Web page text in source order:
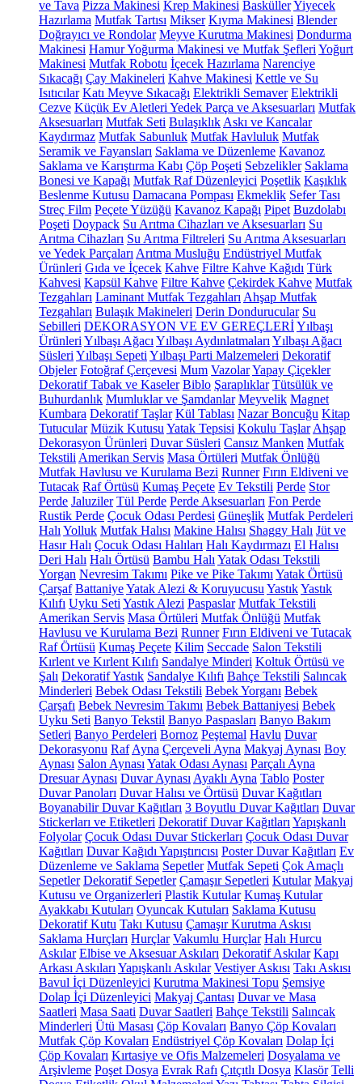
ve Tava Pizza Makinesi Krep Makinesi BasküllerYiyecek
Hazırlama Mutfak Tartısı Mikser Kıyma Makinesi Blender
Doğrayıcı ve Rondolar Meyve Kurutma Makinesi Dondurma
Makinesi Hamur Yoğurma Makinesi ve Mutfak Şefleri Yoğurt
Makinesi Mutfak Robotu İçecek Hazırlama Narenciye
Sıkacağı Çay Makineleri Kahve Makinesi Kettle ve Su
Isıtıcılar Katı Meyve Sıkacağı Elektrikli Semaver Elektrikli
Cezve Küçük Ev Aletleri Yedek Parça ve Aksesuarları Mutfak
Aksesuarları Mutfak Seti Bulaşıklık Askı ve Kancalar
Kaydırmaz Mutfak Sabunluk Mutfak Havluluk Mutfak
Seramik ve Fayansları Saklama ve Düzenleme Kavanoz
Saklama ve Karıştırma Kabı Çöp Poşeti Sebzelikler Saklama
Bonesi ve Kapağı Mutfak Raf Düzenleyici Poşetlik Kaşıklık
Beslenme Kutusu Damacana Pompası Ekmeklik Sefer Tası
Streç Film Peçete Yüzüğü Kavanoz Kapağı Pipet Buzdolabı
Poşeti Doypack Su Arıtma Cihazları ve Aksesuarları Su
Arıtma Cihazları Su Arıtma Filtreleri Su Arıtma Aksesuarları
ve Yedek Parçaları Arıtma Musluğu Endüstriyel Mutfak
Ürünleri Gıda ve İçecek Kahve Filtre Kahve Kağıdı Türk
Kahvesi Kapsül Kahve Filtre Kahve Çekirdek Kahve Mutfak
Tezgahları Laminant Mutfak Tezgahları Ahşap Mutfak
Tezgahları Bulaşık Makineleri Derin Dondurucular Su
Sebilleri DEKORASYON VE EV GEREÇLERİYılbaşı
Ürünleri Yılbaşı Ağacı Yılbaşı Aydınlatmaları Yılbaşı Ağacı
Süsleri Yılbaşı Sepeti Yılbaşı Parti Malzemeleri Dekoratif
Objeler Fotoğraf Çerçevesi Mum VazolarYapay Çiçekler
Dekoratif Tabak ve Kaseler Biblo Şaraplıklar Tütsülük ve
Buhurdanlık Mumluklar ve Şamdanlar Meyvelik Magnet
Kumbara Dekoratif Taşlar Kül Tablası Nazar Boncuğu Kitap
Tutucular Müzik Kutusu Yatak Tepsisi Kokulu Taşlar Ahşap
Dekorasyon Ürünleri Duvar Süsleri Cansız Manken Mutfak
Tekstili Amerikan Servis Masa Örtüleri Mutfak Önlüğü
Mutfak Havlusu ve Kurulama Bezi Runner Fırın Eldiveni ve
Tutacak Raf Örtüsü Kumaş Peçete Ev Tekstili Perde Stor
Perde Jaluziler Tül Perde Perde Aksesuarları Fon Perde
Rustik Perde Çocuk Odası Perdesi Güneşlik Mutfak Perdeleri
Halı Yolluk Mutfak Halısı Makine Halısı Shaggy Halı Jüt ve
Hasır Halı Çocuk Odası Halıları Halı Kaydırmazı El Halısı
Deri Halı Halı Örtüsü Bambu Halı Yatak Odası Tekstili
Yorgan Nevresim Takımı Pike ve Pike Takımı Yatak Örtüsü
Çarşaf BattaniyeYatak Alezi & Koruyucusu YastıkYastık
Kılıfı Uyku Seti Yastık Alezi Paspaslar Mutfak Tekstili
Amerikan Servis Masa Örtüleri Mutfak Önlüğü Mutfak
Havlusu ve Kurulama Bezi Runner Fırın Eldiveni ve Tutacak
Raf Örtüsü Kumaş Peçete Kilim Seccade Salon Tekstili
Kırlent ve Kırlent Kılıfı Sandalye Minderi Koltuk Örtüsü ve
Şalı Dekoratif Yastık Sandalye Kılıfı Bahçe Tekstili Salıncak
Minderleri Bebek Odası Tekstili Bebek Yorganı Bebek
Çarşafı Bebek Nevresim Takımı Bebek Battaniyesi Bebek
Uyku Seti Banyo Tekstil Banyo Paspasları Banyo Bakım
Setleri Banyo Perdeleri Bornoz Peştemal Havlu Duvar
Dekorasyonu Raf Ayna Çerçeveli Ayna Makyaj Aynası Boy
Aynası Salon Aynası Yatak Odası Aynası Parçalı Ayna
Dresuar Aynası Duvar Aynası Ayaklı Ayna Tablo Poster
Duvar Panoları Duvar Halısı ve Örtüsü Duvar Kağıtları
Boyanabilir Duvar Kağıtları 3 Boyutlu Duvar Kağıtları Duvar
Stickerları ve Etiketleri Dekoratif Duvar Kağıtları Yapışkanlı
Folyolar Çocuk Odası Duvar Stickerları Çocuk Odası Duvar
Kağıtları Duvar Kağıdı Yapıştırıcısı Poster Duvar Kağıtları Ev
Düzenleme ve Saklama Sepetler Mutfak Sepeti Çok Amaçlı
Sepetler Dekoratif Sepetler Çamaşır Sepetleri Kutular Makyaj
Kutusu ve Organizerleri Plastik Kutular Kumaş Kutular
Ayakkabı Kutuları Oyuncak Kutuları Saklama Kutusu
Dekoratif Kutu Takı Kutusu Çamaşır Kurutma Askısı
Saklama Hurçları Hurçlar Vakumlu Hurçlar Halı Hurcu
Askılar Elbise ve Aksesuar Askıları Dekoratif Askılar Kapı
Arkası Askıları Yapışkanlı Askılar Vestiyer Askısı Takı Askısı
Bavul İçi Düzenleyici Kurutma Makinesi Topu Şemsiye
Dolap İçi Düzenleyici Makyaj Çantası Duvar ve Masa
Saatleri Masa Saati Duvar Saatleri Bahçe Tekstili Salıncak
Minderleri Ütü Masası Çöp Kovaları Banyo Çöp Kovaları
Mutfak Çöp Kovaları Endüstriyel Çöp Kovaları Dolap İçi
Çöp Kovaları Kırtasiye ve Ofis Malzemeleri Dosyalama ve
Arşivleme Poşet Dosya Evrak Rafı Çıtçıtlı Dosya Klasör Telli